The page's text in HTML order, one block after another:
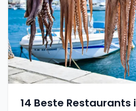
14 Beste Restaurants